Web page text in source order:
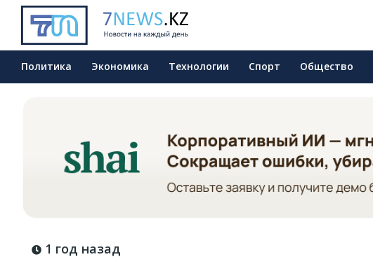
Политика Экономика Технологии Спорт Общество
1 год назад